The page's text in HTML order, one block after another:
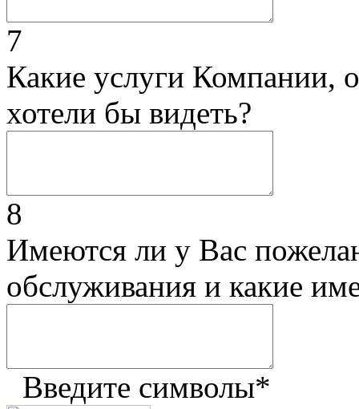
7
Какие услуги Компании,
хотели бы видеть?
8
Имеются ли у Вас
обслуживания и какие
Введите символы*